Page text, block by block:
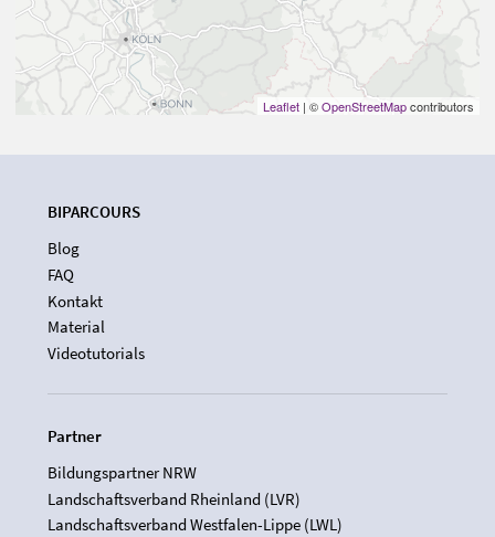
Leaflet | ©OpenStreetMapcontributors
BIPARCOURS
Blog
FAQ
Kontakt
Material
Videotutorials
Partner
Bildungspartner NRW
Landschaftsverband Rheinland (LVR)
Landschaftsverband Westfalen-Lippe (LWL)